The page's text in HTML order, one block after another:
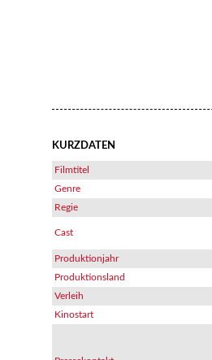
KURZDATEN
Filmtitel
Genre
Regie
Cast
Produktionjahr
Produktionsland
Verleih
Kinostart